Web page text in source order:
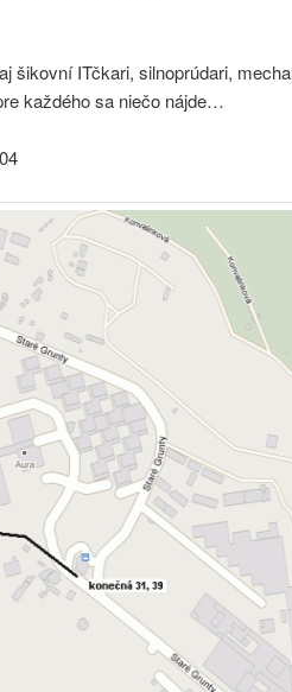
šikovní ITčkari, silnoprúdari,
každého sa niečo nájde…